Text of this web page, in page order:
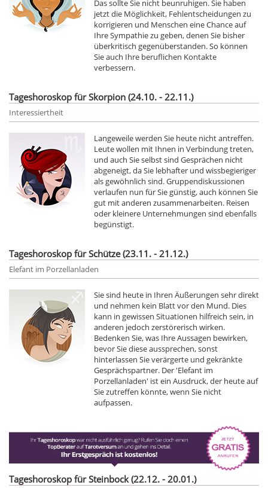
Das sollte Sie nicht beunruhigen. Sie haben
jetzt die Möglichkeit, Fehlentscheidungen zu
korrigieren und Menschen eine Chance auf
Ihre Sympathie zu geben, denen Sie bisher
überkritisch gegenüberstanden. So können
Sie auch Ihre beruflichen Kontakte
verbessern.
Tageshoroskop für Skorpion (24.10. - 22.11.)
Interessiertheit
Langeweile werden Sie heute nicht antreffen.
Leute wollen mit Ihnen in Verbindung treten,
und auch Sie selbst sind Gesprächen nicht
abgeneigt, da Sie lebhafter und wissbegieriger
als gewöhnlich sind. Gruppendiskussionen
verlaufen nun für Sie günstig, auch können Sie
gut mit anderen zusammenarbeiten. Reisen
oder kleinere Unternehmungen sind ebenfalls
begünstigt.
Tageshoroskop für Schütze (23.11. - 21.12.)
Elefant im Porzellanladen
Sie sind heute in Ihren Äußerungen sehr direkt
und nehmen kein Blatt vor den Mund. Dies
kann in gewissen Situationen hilfreich sein, in
anderen jedoch zerstörerisch wirken.
Bedenken Sie, was Ihre Aussagen bewirken,
bevor Sie diese aussprechen, sonst
hinterlassen Sie verärgerte und gekränkte
Gesprächspartner. Der 'Elefant im
Porzellanladen' ist ein Ausdruck, der heute auf
Sie zutreffen könnte, wenn Sie nicht
aufpassen.
Tageshoroskop für Steinbock (22.12. - 20.01.)